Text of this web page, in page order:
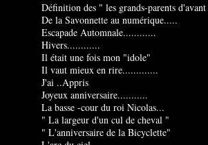
Définition des " les grands-parents
De la Savonnette au numérique.....
Escapade Automnale............
Hivers............
Il était une fois mon "idole"
Il vaut mieux en rire.............
J'ai ..Appris
Joyeux anniversaire...........
La basse -cour du roi Nicolas...
" La largeur d'un cul de cheval "
" L'anniversaire de la Bicyclette"